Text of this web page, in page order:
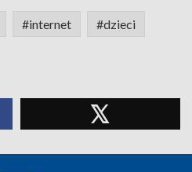
#internet #dzieci